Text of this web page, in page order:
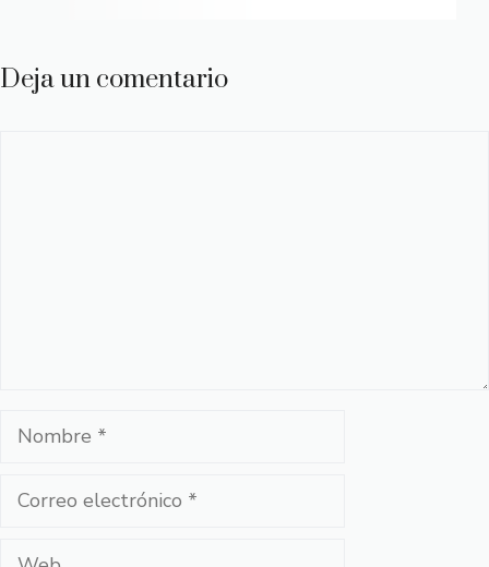
Deja un comentario
Nombre
Correo
Web